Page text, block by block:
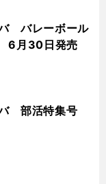
バレーボール
6月30日発売
バ 部活特集号